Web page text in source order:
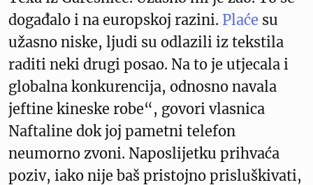
događalo i na europskoj razini. Plaće su
užasno niske, ljudi su odlazili iz tekstila
raditi neki drugi posao. Na to je utjecala i
globalna konkurencija, odnosno navala
jeftine kineske robe“, govori vlasnica
Naftaline dok joj pametni telefon
neumorno zvoni. Naposlijetku prihvaća
poziv, iako nije baš pristojno prisluškivati,